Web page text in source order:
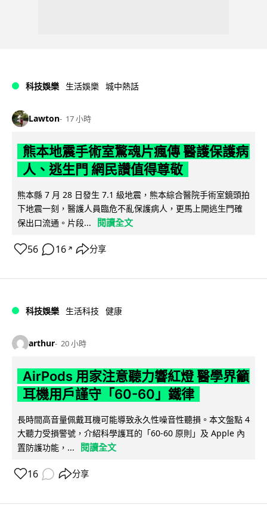
科技娛樂 生活娛樂 城中熱話
Lawton 17 小時
熊本地震手術室驚魂片瘋傳 醫護保護病
人、逃生門 網民讚值得尊敬
熊本縣 7 月 28 日發生 7.1 級地震，熊本綜合醫院手術室鏡頭拍
下地震一刻，醫護人員臨危不亂保護病人，更馬上開逃生門確
保出口流通。片段...
閱讀全文
56 16 ↗ 分享
科技娛樂 生活科技 健康
arthur 20 小時
AirPods 用家注意聽力響紅燈 醫學界籲
耳機用戶謹守「60-60」鐵律
長時間高音量佩戴耳機可能導致永久性噪音性聽損。本文盤點 4
大聽力受損警號，介紹科學護耳的「60-60 原則」及 Apple 內
置防護功能，...
閱讀全文
16 分享